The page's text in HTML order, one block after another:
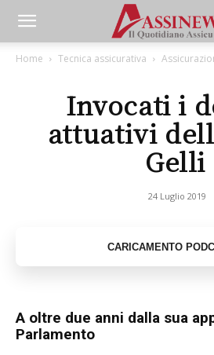
Home Tecnica assicurativa
Invocati i
attuativi
Gelli
24 Luglio 2019
A oltre due anni dalla sua
Parlamento